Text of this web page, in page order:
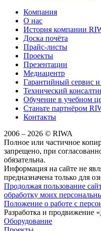
Компания
О нас
История компании
Доска почёта
Прайс-листы
Проекты
Презентации
Медиацентр
Гарантийный сервис
Технический
Обучение в учебном
Станьте партнёром
Контакты
2006 – 2026 © RIWA
Полное или частичное
запрещено, при
обязательна.
Информация на сайте не
предназначена только для
Продолжая пользование
обработку моих
Положение о работе с
Разработка и продвижение «
Оборудование